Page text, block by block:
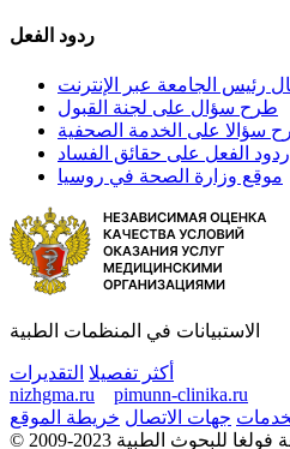
ردود الفعل
رئيس الجامعة عبر الإنترنت
طرح سؤال على لجنة القبول
سؤالا على الخدمة الصحفية
ردود الفعل على حقائق الفساد
موقع وزارة الصحة في روسيا
الاستبيانات في المنظمات الطبية
أكثر تفصيلا التقديرات
nizhgma.ru
pimunn-clinika.ru
جهات الاتصال خريطة الموقع
جامعة فولغا للبحوث الطبية